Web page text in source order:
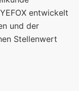
entwickelt
und der
Stellenwert